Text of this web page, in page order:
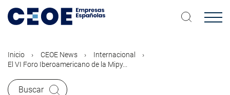
contenido
Inicio CEOE News
Internacional
El VI Foro Iberoamericano de la Mipy...
Buscar